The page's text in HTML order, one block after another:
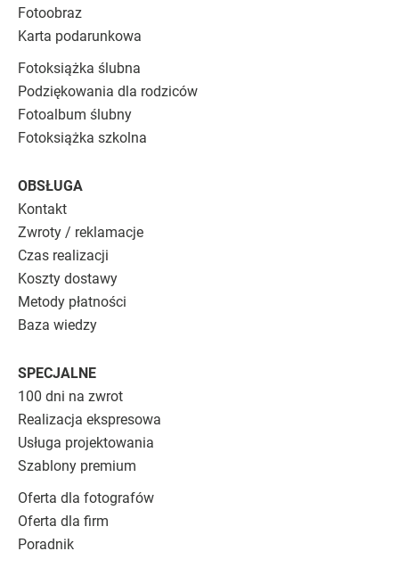
Fotoobraz
Karta podarunkowa
Fotoksiążka ślubna
Podziękowania dla rodziców
Fotoalbum ślubny
Fotoksiążka szkolna
OBSŁUGA
Kontakt
Zwroty / reklamacje
Czas realizacji
Koszty dostawy
Metody płatności
Baza wiedzy
SPECJALNE
100 dni na zwrot
Realizacja ekspresowa
Usługa projektowania
Szablony premium
Oferta dla fotografów
Oferta dla firm
Poradnik